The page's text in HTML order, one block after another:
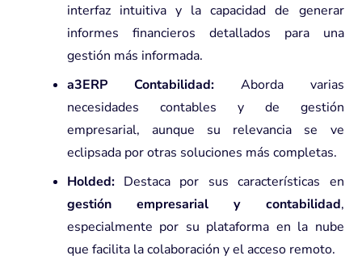
interfaz intuitiva y la capacidad de generar
informes financieros detallados para una
gestión más informada.
a3ERP Contabilidad:Aborda varias
necesidades contables y de gestión
empresarial, aunque su relevancia se ve
eclipsada por otras soluciones más completas.
Holded:Destaca por sus características en
gestión empresarial y contabilidad,
especialmente por su plataforma en la nube
que facilita la colaboración y el acceso remoto.